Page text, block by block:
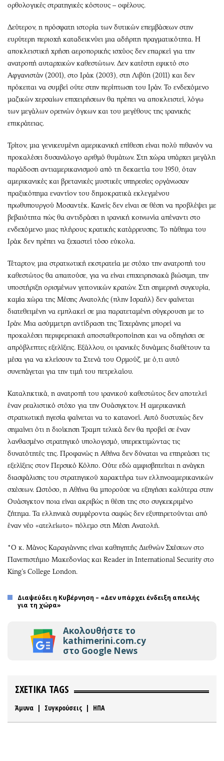
ορθολογικές στρατηγικές κόστους – οφέλους.
Δεύτερον, η πρόσφατη ιστορία των δυτικών επεμβάσεων στην
ευρύτερη περιοχή καταδεικνύει μια αδήριτη πραγματικότητα. Η
αποκλειστική χρήση αεροπορικής ισχύος δεν επαρκεί για την
ανατροπή αυταρχικών καθεστώτων. Δεν κατέστη εφικτό στο
Αφγανιστάν (2001), στο Ιράκ (2003), στη Λιβύη (2011) και δεν
πρόκειται να συμβεί ούτε στην περίπτωση του Ιράν. Το ενδεχόμενο
μαζικών χερσαίων επιχειρήσεων θα πρέπει να αποκλειστεί, λόγω
των μεγάλων ορεινών όγκων και του μεγέθους της ιρανικής
επικράτειας.
Τρίτον, μια γενικευμένη αμερικανική επίθεση είναι πολύ πιθανόν να
προκαλέσει δυσανάλογο αριθμό θυμάτων. Στη χώρα υπάρχει μεγάλη
παράδοση αντιαμερικανισμού από τη δεκαετία του 1950, όταν
αμερικανικές και βρετανικές μυστικές υπηρεσίες οργάνωσαν
πραξικόπημα εναντίον του δημοκρατικά εκλεγμένου
πρωθυπουργού Μοσαντέκ. Κανείς δεν είναι σε θέση να προβλέψει με
βεβαιότητα πώς θα αντιδράσει η ιρανική κοινωνία απέναντι στο
ενδεχόμενο μιας πλήρους κρατικής κατάρρευσης. Το πάθημα του
Ιράκ δεν πρέπει να ξεχαστεί τόσο εύκολα.
Τέταρτον, μια στρατιωτική εκστρατεία με στόχο την ανατροπή του
καθεστώτος θα απαιτούσε, για να είναι επιχειρησιακά βιώσιμη, την
υποστήριξη ορισμένων γειτονικών κρατών. Στη σημερινή συγκυρία,
καμία χώρα της Μέσης Ανατολής (πλην Ισραήλ) δεν φαίνεται
διατεθειμένη να εμπλακεί σε μια παρατεταμένη σύγκρουση με το
Ιράν. Μια ασύμμετρη αντίδραση της Τεχεράνης μπορεί να
προκαλέσει περιφερειακή αποσταθεροποίηση και να οδηγήσει σε
απρόβλεπτες εξελίξεις. Εξάλλου, οι ιρανικές δυνάμεις διαθέτουν τα
μέσα για να κλείσουν τα Στενά του Ορμούζ, με ό,τι αυτό
συνεπάγεται για την τιμή του πετρελαίου.
Καταληκτικά, η ανατροπή του ιρανικού καθεστώτος δεν αποτελεί
έναν ρεαλιστικό στόχο για την Ουάσιγκτον. Η αμερικανική
στρατιωτική ηγεσία φαίνεται να το κατανοεί. Αυτό δυστυχώς δεν
σημαίνει ότι η διοίκηση Τραμπ τελικά δεν θα προβεί σε έναν
λανθασμένο στρατηγικό υπολογισμό, υπερεκτιμώντας τις
δυνατότητές της. Προφανώς η Αθήνα δεν δύναται να επηρεάσει τις
εξελίξεις στον Περσικό Κόλπο. Ούτε εδώ αμφισβητείται η ανάγκη
διασφάλισης του στρατηγικού χαρακτήρα των ελληνοαμερικανικών
σχέσεων. Ωστόσο, η Αθήνα θα μπορούσε να εξηγήσει καλύτερα στην
Ουάσιγκτον ποια είναι ακριβώς η θέση της στο συγκεκριμένο
ζήτημα. Τα ελληνικά συμφέροντα σαφώς δεν εξυπηρετούνται από
έναν νέο «ατελείωτο» πόλεμο στη Μέση Ανατολή.
*Ο κ. Μάνος Καραγιάννης είναι καθηγητής Διεθνών Σχέσεων στο
Πανεπιστήμιο Μακεδονίας και Reader in International Security στο
King’s College London.
Διαψεύδει η Κυβέρνηση – «Δεν υπάρχει ένδειξη απειλής
για τη χώρα»
Ακολουθήστε το
kathimerini.com.cy
στο Google News
ΣΧΕΤΙΚΑ TAGS
Άμυνα | Συγκρούσεις | ΗΠΑ